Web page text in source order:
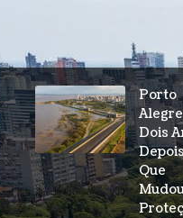
Porto
Alegre
Dois
Que